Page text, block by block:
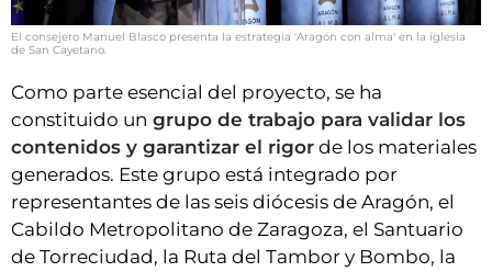
El consejero Manuel Blasco presenta la estrategia 'Aragón con alma' en la iglesia
de San Cayetano.
Como parte esencial del proyecto, se ha
constituido un grupo de trabajo para validar los
contenidos y garantizar el rigor de los materiales
generados. Este grupo está integrado por
representantes de las seis diócesis de Aragón, el
Cabildo Metropolitano de Zaragoza, el Santuario
de Torreciudad, la Ruta del Tambor y Bombo, la